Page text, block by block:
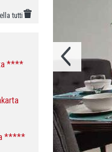
tutti
****
*****